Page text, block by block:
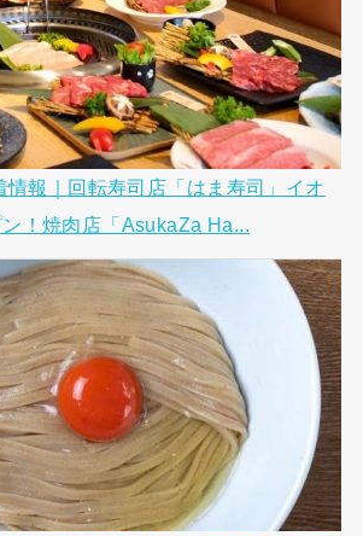
情報｜回転寿司店「はま寿司」イオ
！焼肉店「AsukaZa Ha...